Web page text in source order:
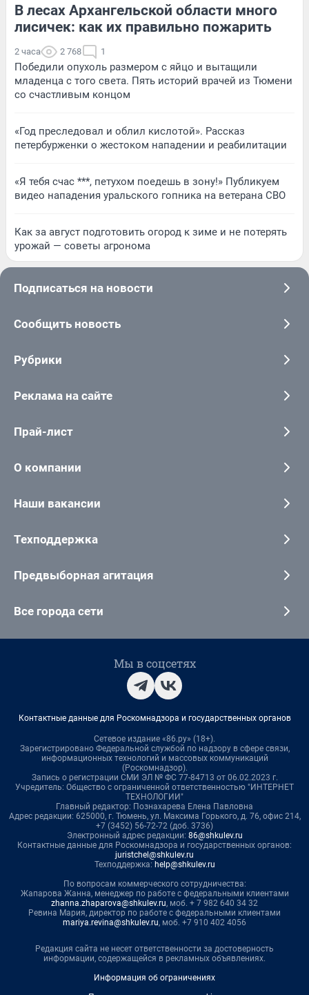
В лесах Архангельской области много
лисичек: как их правильно пожарить
2 часа 2 768 1
Победили опухоль размером с яйцо и вытащили
младенца с того света. Пять историй врачей из Тюмени
со счастливым концом
«Год преследовал и облил кислотой». Рассказ
петербурженки о жестоком нападении и реабилитации
«Я тебя счас ***, петухом поедешь в зону!» Публикуем
видео нападения уральского гопника на ветерана СВО
Как за август подготовить огород к зиме и не потерять
урожай — советы агронома
Подписаться на новости
Сообщить новость
Рубрики
Реклама на сайте
Прай-лист
О компании
Наши вакансии
Техподдержка
Предвыборная агитация
Все города сети
Мы в соцсетях
Контактные данные для Роскомнадзора и государственных органов
Сетевое издание «86.ру» (18+).
Зарегистрировано Федеральной службой по надзору в сфере связи,
информационных технологий и массовых коммуникаций
(Роскомнадзор).
Запись о регистрации СМИ ЭЛ № ФС 77-84713 от 06.02.2023 г.
Учредитель: Общество с ограниченной ответственностью "ИНТЕРНЕТ
ТЕХНОЛОГИИ"
Главный редактор: Познахарева Елена Павловна
Адрес редакции: 625000, г. Тюмень, ул. Максима Горького, д. 76, офис 214,
+7 (3452) 56-72-72 (доб. 3736)
Электронный адрес редакции: 86@shkulev.ru
Контактные данные для Роскомнадзора и государственных органов:
juristchel@shkulev.ru
Техподдержка: help@shkulev.ru
По вопросам коммерческого сотрудничества:
Жапарова Жанна, менеджер по работе с федеральными клиентами
zhanna.zhaparova@shkulev.ru, моб. + 7 982 640 34 32
Ревина Мария, директор по работе с федеральными клиентами
mariya.revina@shkulev.ru, моб. +7 910 402 4056
Редакция сайта не несет ответственности за достоверность
информации, содержащейся в рекламных объявлениях.
Информация об ограничениях